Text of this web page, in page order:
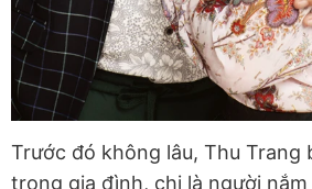
Trước đó không lâu, Thu Trang
trong gia đình, chị là người